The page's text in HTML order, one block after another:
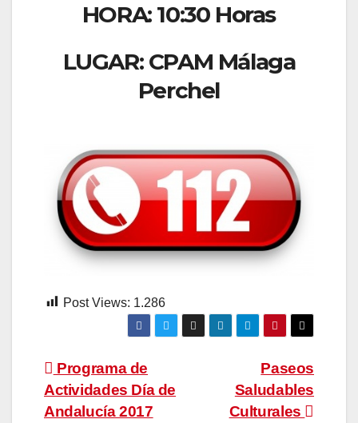
HORA: 10:30 Horas
LUGAR: CPAM Málaga
Perchel
Post Views: 1.286
Navegación
de
Paseos
Saludables
Culturales
Programa de
Actividades Día de
Andalucía 2017